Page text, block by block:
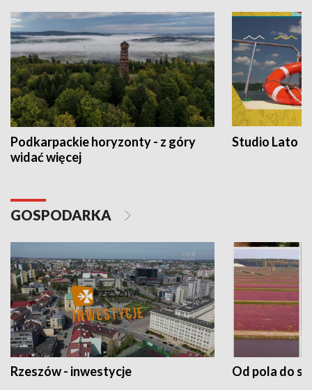
Podkarpackie horyzonty - z góry
widać więcej
Studio Lato
GOSPODARKA
Rzeszów - inwestycje Od pola do